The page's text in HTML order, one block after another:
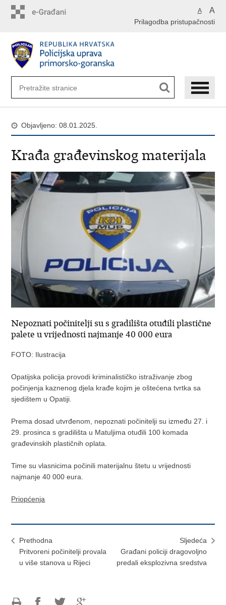
A A
Prilagodba pristupačnosti
Objavljeno: 08.01.2025.
​Krađa građevinskog materijala
Nepoznati počinitelji su s gradilišta otuđili plastične
palete u vrijednosti najmanje 40 000 eura
FOTO: Ilustracija
Opatijska policija provodi kriminalističko istraživanje zbog
počinjenja kaznenog djela krađe kojim je oštećena tvrtka sa
sjedištem u Opatiji.
Prema dosad utvrđenom, nepoznati počinitelji su između 27. i
29. prosinca s gradilišta u Matuljima otuđili 100 komada
građevinskih plastičnih oplata.
Time su vlasnicima počinili materijalnu štetu u vrijednosti
najmanje 40 000 eura.
Priopćenja
Prethodna
​Pritvoreni počinitelji provala
u više stanova u Rijeci
Sljedeća
​Građani policiji dragovoljno
predali eksplozivna sredstva